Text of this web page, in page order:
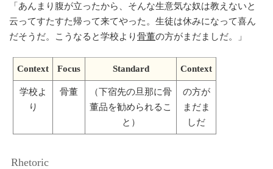
「 あんまり腹が立ったから、そんな生意気な奴は教えないと
云ってすたすた帰って来てやった。生徒は休みになって喜ん
だそうだ。こうなると学校より骨董の方がまだましだ。 」
Context Focus Standard Context
学校よ
り
骨董
（下宿先の旦那に骨
董品を勧められるこ
と）
の方が
まだま
しだ
Rhetoric